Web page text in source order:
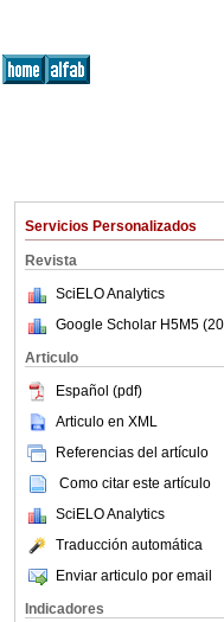
Servicios Personalizados
Revista
SciELO Analytics
Google Scholar H5M5 (
Articulo
Español (pdf)
Articulo en XML
Referencias del artículo
Como citar este artículo
SciELO Analytics
Traducción automática
Enviar articulo por email
Indicadores